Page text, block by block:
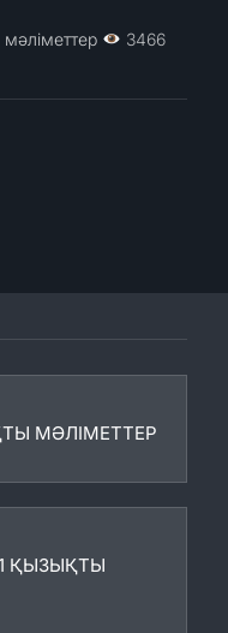
МӘЛІМЕТТЕР
ҚЫЗЫҚТЫ
3466